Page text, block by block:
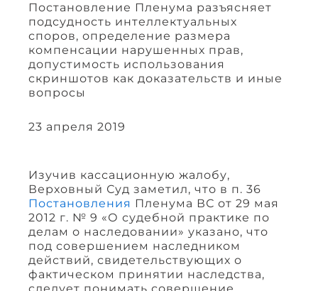
Постановление Пленума разъясняет
подсудность интеллектуальных
споров, определение размера
компенсации нарушенных прав,
допустимость использования
скриншотов как доказательств и иные
вопросы
23 апреля 2019
Изучив кассационную жалобу,
Верховный Суд заметил, что в п. 36
Постановления Пленума ВС от 29 мая
2012 г. № 9 «О судебной практике по
делам о наследовании» указано, что
под совершением наследником
действий, свидетельствующих о
фактическом принятии наследства,